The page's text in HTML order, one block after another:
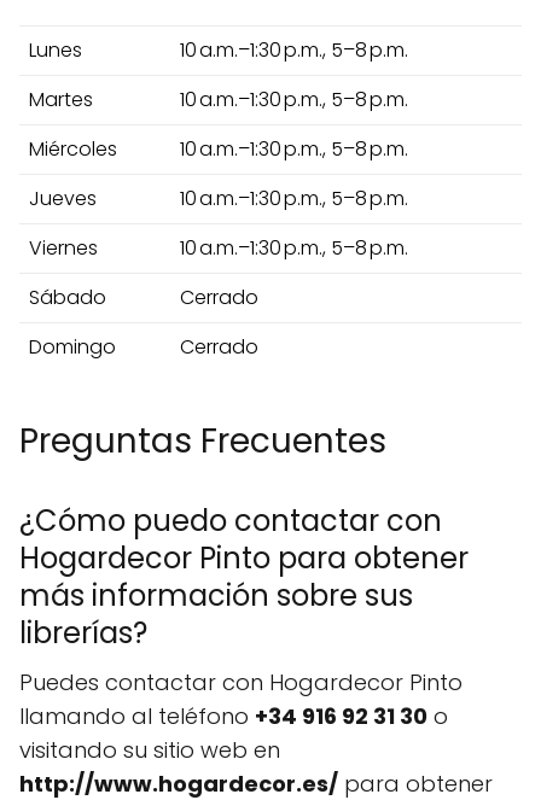
Lunes
10 a.m.–1:30 p.m., 5–8 p.m.
Martes
10 a.m.–1:30 p.m., 5–8 p.m.
Miércoles
10 a.m.–1:30 p.m., 5–8 p.m.
Jueves
10 a.m.–1:30 p.m., 5–8 p.m.
Viernes
10 a.m.–1:30 p.m., 5–8 p.m.
Sábado
Cerrado
Domingo
Cerrado
Preguntas Frecuentes
¿Cómo puedo contactar con
Hogardecor Pinto para obtener
más información sobre sus
librerías?
Puedes contactar con Hogardecor Pinto
llamando al teléfono +34 916 92 31 30 o
visitando su sitio web en
http://www.hogardecor.es/ para obtener